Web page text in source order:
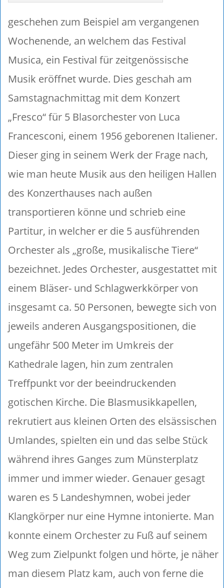
geschehen zum Beispiel am vergangenen
Wochenende, an welchem das Festival
Musica, ein Festival für zeitgenössische
Musik eröffnet wurde. Dies geschah am
Samstagnachmittag mit dem Konzert
„Fresco“ für 5 Blasorchester von Luca
Francesconi, einem 1956 geborenen Italiener.
Dieser ging in seinem Werk der Frage nach,
wie man heute Musik aus den heiligen Hallen
des Konzerthauses nach außen
transportieren könne und schrieb eine
Partitur, in welcher er die 5 ausführenden
Orchester als „große, musikalische Tiere“
bezeichnet. Jedes Orchester, ausgestattet mit
einem Bläser- und Schlagwerkkörper von
insgesamt ca. 50 Personen, bewegte sich von
jeweils anderen Ausgangspositionen, die
ungefähr 500 Meter im Umkreis der
Kathedrale lagen, hin zum zentralen
Treffpunkt vor der beeindruckenden
gotischen Kirche. Die Blasmusikkapellen,
rekrutiert aus kleinen Orten des elsässischen
Umlandes, spielten ein und das selbe Stück
während ihres Ganges zum Münsterplatz
immer und immer wieder. Genauer gesagt
waren es 5 Landeshymnen, wobei jeder
Klangkörper nur eine Hymne intonierte. Man
konnte einem Orchester zu Fuß auf seinem
Weg zum Zielpunkt folgen und hörte, je näher
man diesem Platz kam, auch von ferne die